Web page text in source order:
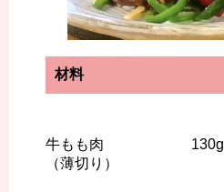
材料
牛もも肉 130g
（薄切り）